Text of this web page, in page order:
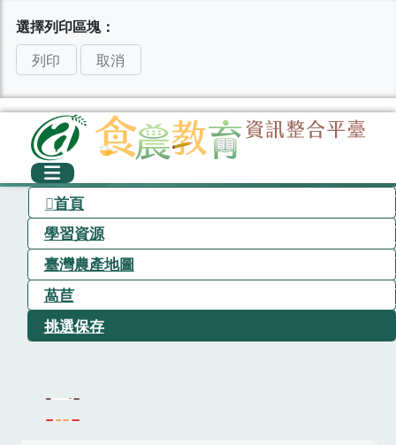
選擇列印區塊：
列印
取消
首頁
學習資源
臺灣農產地圖
萵苣
挑選保存